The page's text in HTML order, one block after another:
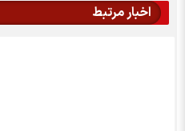
اخبار مرتبط